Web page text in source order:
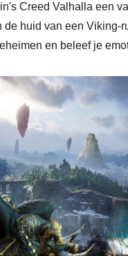
Creed Valhalla een
de huid van een
en beleef je